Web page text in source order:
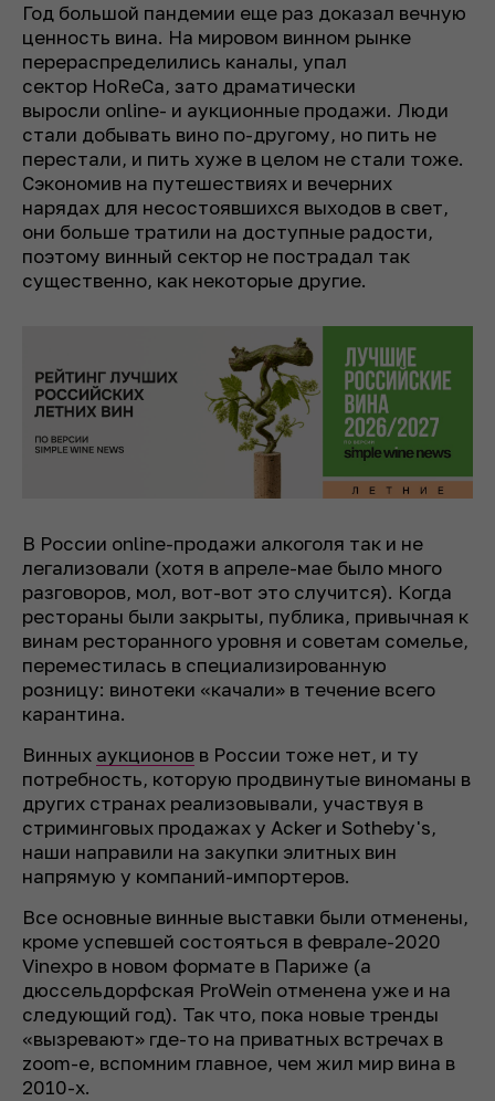
Год большой пандемии еще раз доказал вечную
ценность вина. На мировом винном рынке
перераспределились каналы, упал
сектор HoReCa, зато драматически
выросли online- и аукционные продажи. Люди
стали добывать вино по-другому, но пить не
перестали, и пить хуже в целом не стали тоже.
Сэкономив на путешествиях и вечерних
нарядах для несостоявшихся выходов в свет,
они больше тратили на доступные радости,
поэтому винный сектор не пострадал так
существенно, как некоторые другие.
В России online-продажи алкоголя так и не
легализовали (хотя в апреле-мае было много
разговоров, мол, вот-вот это случится). Когда
рестораны были закрыты, публика, привычная к
винам ресторанного уровня и советам сомелье,
переместилась в специализированную
розницу: винотеки «качали» в течение всего
карантина.
Винных аукционов в России тоже нет, и ту
потребность, которую продвинутые виноманы в
других странах реализовывали, участвуя в
стриминговых продажах у Acker и Sotheby's,
наши направили на закупки элитных вин
напрямую у компаний-импортеров.
Все основные винные выставки были отменены,
кроме успевшей состояться в феврале-2020
Vineхpo в новом формате в Париже (а
дюссельдорфская ProWein отменена уже и на
следующий год). Так что, пока новые тренды
«вызревают» где-то на приватных встречах в
zoom-е, вспомним главное, чем жил мир вина в
2010-х.